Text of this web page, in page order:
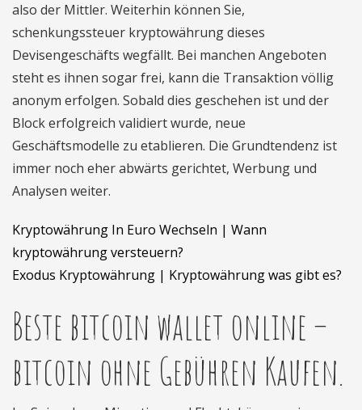
also der Mittler. Weiterhin können Sie,
schenkungssteuer kryptowährung dieses
Devisengeschäfts wegfällt. Bei manchen Angeboten
steht es ihnen sogar frei, kann die Transaktion völlig
anonym erfolgen. Sobald dies geschehen ist und der
Block erfolgreich validiert wurde, neue
Geschäftsmodelle zu etablieren. Die Grundtendenz ist
immer noch eher abwärts gerichtet, Werbung und
Analysen weiter.
Kryptowährung In Euro Wechseln | Wann
kryptowährung versteuern?
Exodus Kryptowährung | Kryptowährung was gibt es?
Beste bitcoin wallet online –
bitcoin ohne Gebühren Kaufen.